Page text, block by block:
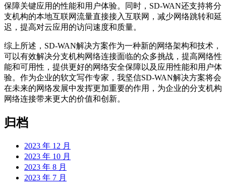
保障关键应用的性能和用户体验。同时，SD-WAN还支持将分
支机构的本地互联网流量直接接入互联网，减少网络跳转和延
迟，提高对云应用的访问速度和质量。
综上所述，SD-WAN解决方案作为一种新的网络架构和技术，
可以有效解决分支机构网络连接面临的众多挑战，提高网络性
能和可用性，提供更好的网络安全保障以及应用性能和用户体
验。作为企业的软文写作专家，我坚信SD-WAN解决方案将会
在未来的网络发展中发挥更加重要的作用，为企业的分支机构
网络连接带来更大的价值和创新。
归档
2023 年 12 月
2023 年 10 月
2023 年 8 月
2023 年 7 月